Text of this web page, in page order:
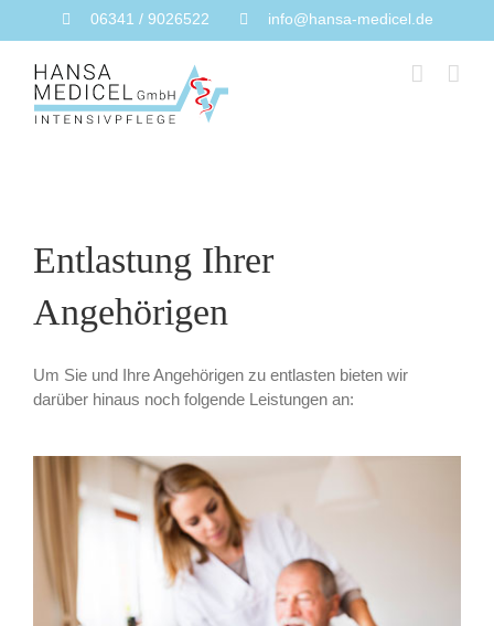
06341 / 9026522 info@hansa-medicel.de
Entlastung Ihrer
Angehörigen
Um Sie und Ihre Angehörigen zu entlasten bieten wir
darüber hinaus noch folgende Leistungen an: